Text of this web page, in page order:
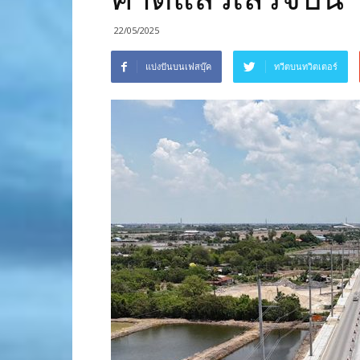
22/05/2025
แบ่งปันบนเฟสบุ๊ค ทวีตบนทวิตเตอร์